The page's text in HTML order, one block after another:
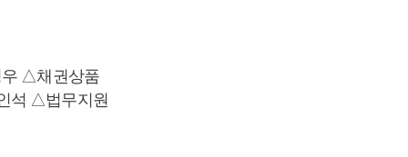
△채권상품
석 △법무지원